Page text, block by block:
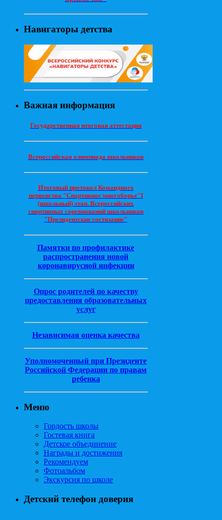
Навигаторы детства
Важная информация
Государственная итоговая аттестация
Всероссийская олимпиада школьников
Итоговый протокол Командного
первенства "Спортивное многоборье"I
(школьный) этап. Всероссийских
спортивных соревнований школьников
"Президентские состязание"
Памятки по профилактике
распространения новой
коронавирусной инфекции
Опрос родителей по качеству
предоставления образовательных
услуг
Независимая оценка качества
Уполномоченный при Президенте
Российской Федерации по правам
ребенка
Меню
Гордость школы
Гостевая книга
Детское объединение
Награды и достижения
Рекомендуем
Фотоальбом
Экскурсия по школе
Детский телефон доверия